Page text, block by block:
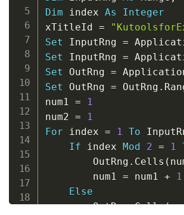
Dim index As
Integer
xTitleId =
Set InputRng =
Set InputRng =
Set OutRng =
Set OutRng = OutRng .
num1 =
1
num2 =
1
For index = 1 To
If index Mod 2 = 1
        OutRng
. Cells (
        num1
= num1 +
1
Else
        OutRng
.Cells(